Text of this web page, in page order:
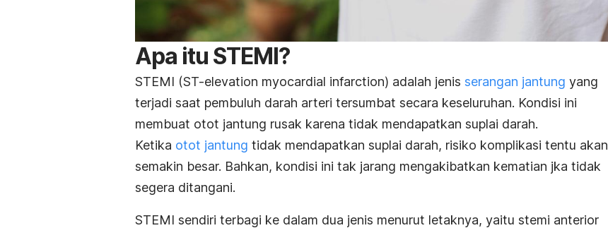
Apa itu STEMI?
STEMI (ST-elevation myocardial infarction) adalah jenis serangan jantung yang
terjadi saat pembuluh darah arteri tersumbat secara keseluruhan. Kondisi ini
membuat otot jantung rusak karena tidak mendapatkan suplai darah.
Ketika otot jantung tidak mendapatkan suplai darah, risiko komplikasi tentu akan
semakin besar. Bahkan, kondisi ini tak jarang mengakibatkan kematian jka tidak
segera ditangani.
STEMI sendiri terbagi ke dalam dua jenis menurut letaknya, yaitu stemi anterior